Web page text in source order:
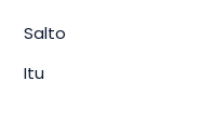
Salto
Itu